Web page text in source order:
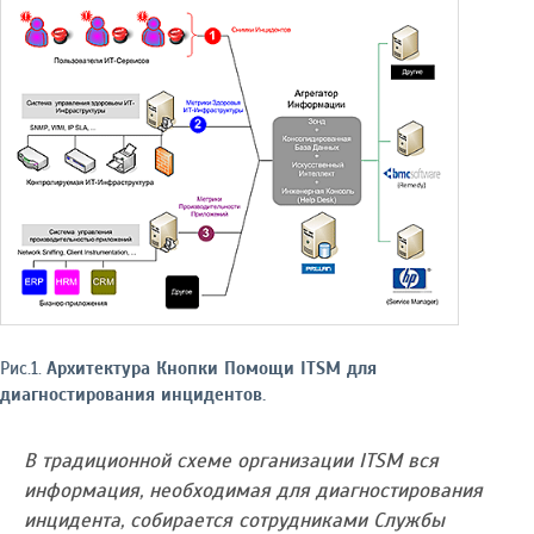
Рис.1. Архитектура Кнопки Помощи ITSM для
диагностирования инцидентов.
В традиционной схеме организации ITSM вся
информация, необходимая для диагностирования
инцидента, собирается сотрудниками Службы